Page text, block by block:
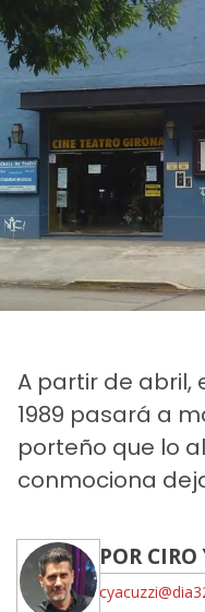
A partir de abril,
1989 pasará a
porteño que lo
conmociona
POR